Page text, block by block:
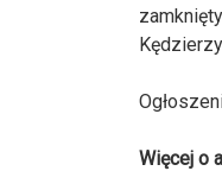
Więcej o